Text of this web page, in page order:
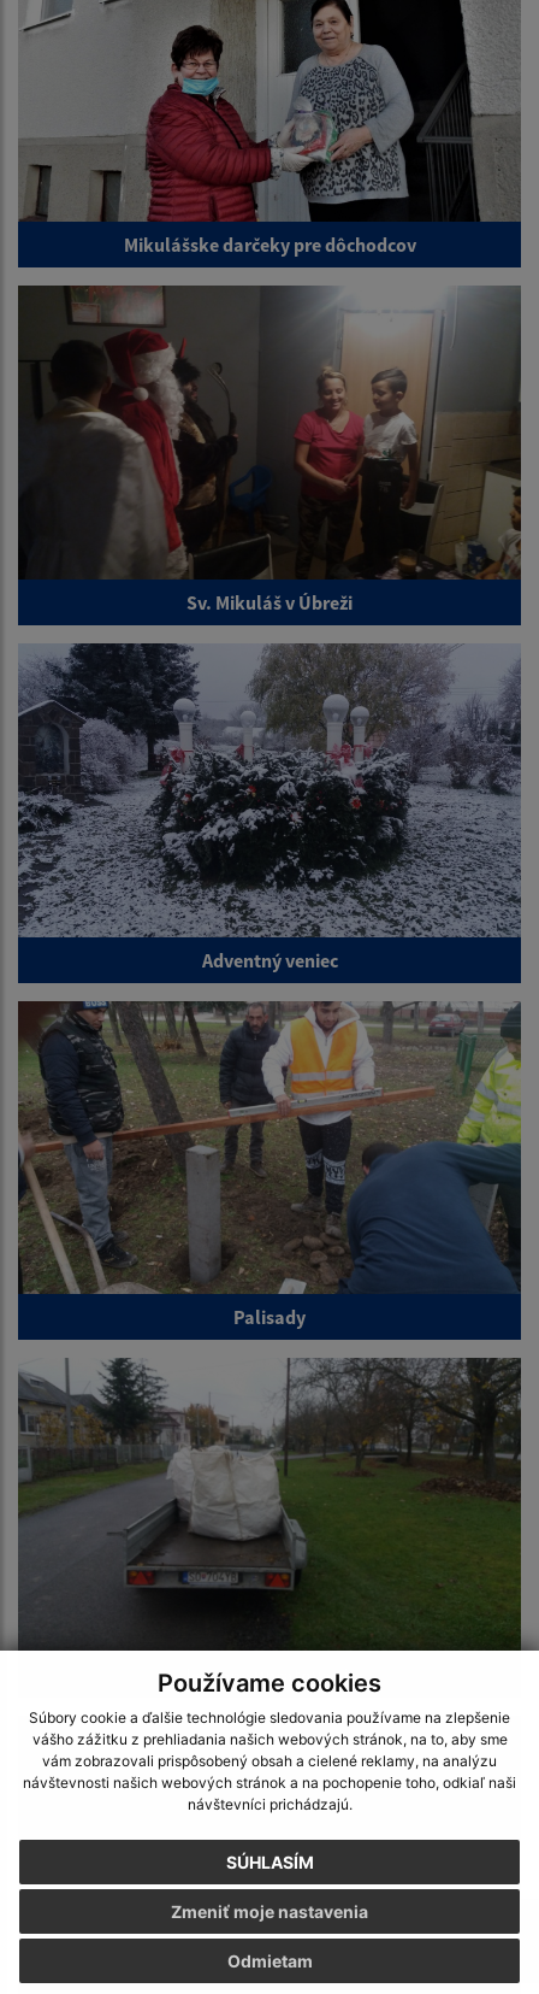
Používame cookies
Súbory cookie a ďalšie technológie sledovania používame na zlepšenie
vášho zážitku z prehliadania našich webových stránok, na to, aby sme
vám zobrazovali prispôsobený obsah a cielené reklamy, na analýzu
návštevnosti našich webových stránok a na pochopenie toho, odkiaľ naši
návštevníci prichádzajú.
SÚHLASÍM
Odmietam
Zmeniť moje nastavenia
Mikulášske darčeky pre dôchodcov
Sv. Mikuláš v Úbreži
Adventný veniec
Palisady
Jesenné upratovanie